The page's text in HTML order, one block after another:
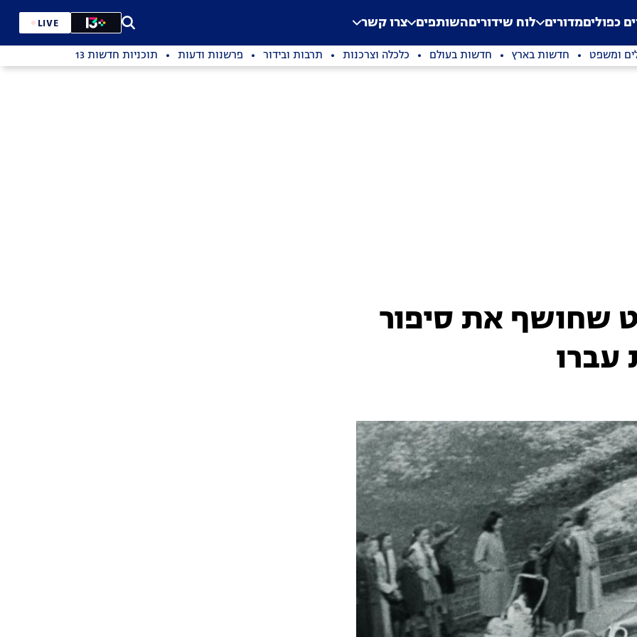
Application error: a
. כפוליםמדורים לוח שידוריםהשותפים צרו קשר LIVE
ומשפט חדשות בארץ חדשות בעולם כלכלה וצרכנות תרבות ובידור פרשנות ודעות תוכניות חדשות 13
שחושף את סיפור